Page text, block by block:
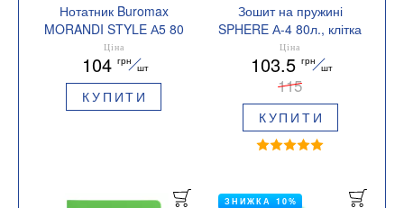
Нотатник Buromax
MORANDI STYLE А5 80
листів клітинка BM.2411
Ціна
104 грн
шт
КУПИТИ
Зошит на пружині
SPHERE А-4 80л., клітка
картонна обкладинка
Buromax BM.24452101
Ціна
103.5 грн
шт
115
КУПИТИ
ЗНИЖКА 10%